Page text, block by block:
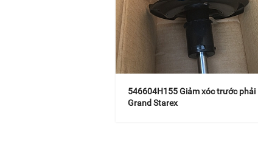
546604H155 Giảm xóc trước phải
Grand Starex